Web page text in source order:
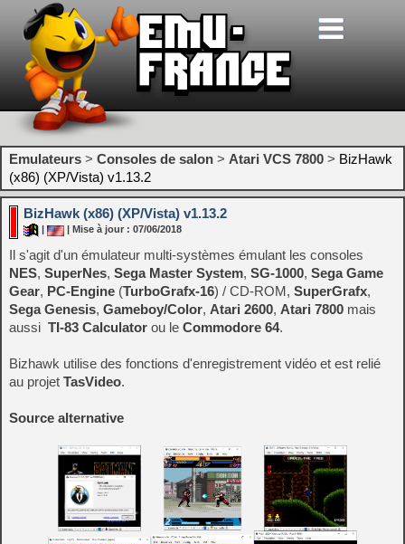
Emulateurs > Consoles de salon > Atari VCS 7800 > BizHawk
(x86) (XP/Vista) v1.13.2
BizHawk (x86) (XP/Vista) v1.13.2
| Mise à jour : 07/06/2018
Il s'agit d'un émulateur multi-systèmes émulant les consoles
NES, SuperNes, Sega Master System, SG-1000, Sega Game
Gear, PC-Engine (TurboGrafx-16) / CD-ROM, SuperGrafx,
Sega Genesis, Gameboy/Color, Atari 2600, Atari 7800 mais
aussi TI-83 Calculator ou le Commodore 64.
Bizhawk utilise des fonctions d'enregistrement vidéo et est relié
au projet TasVideo.
Source alternative